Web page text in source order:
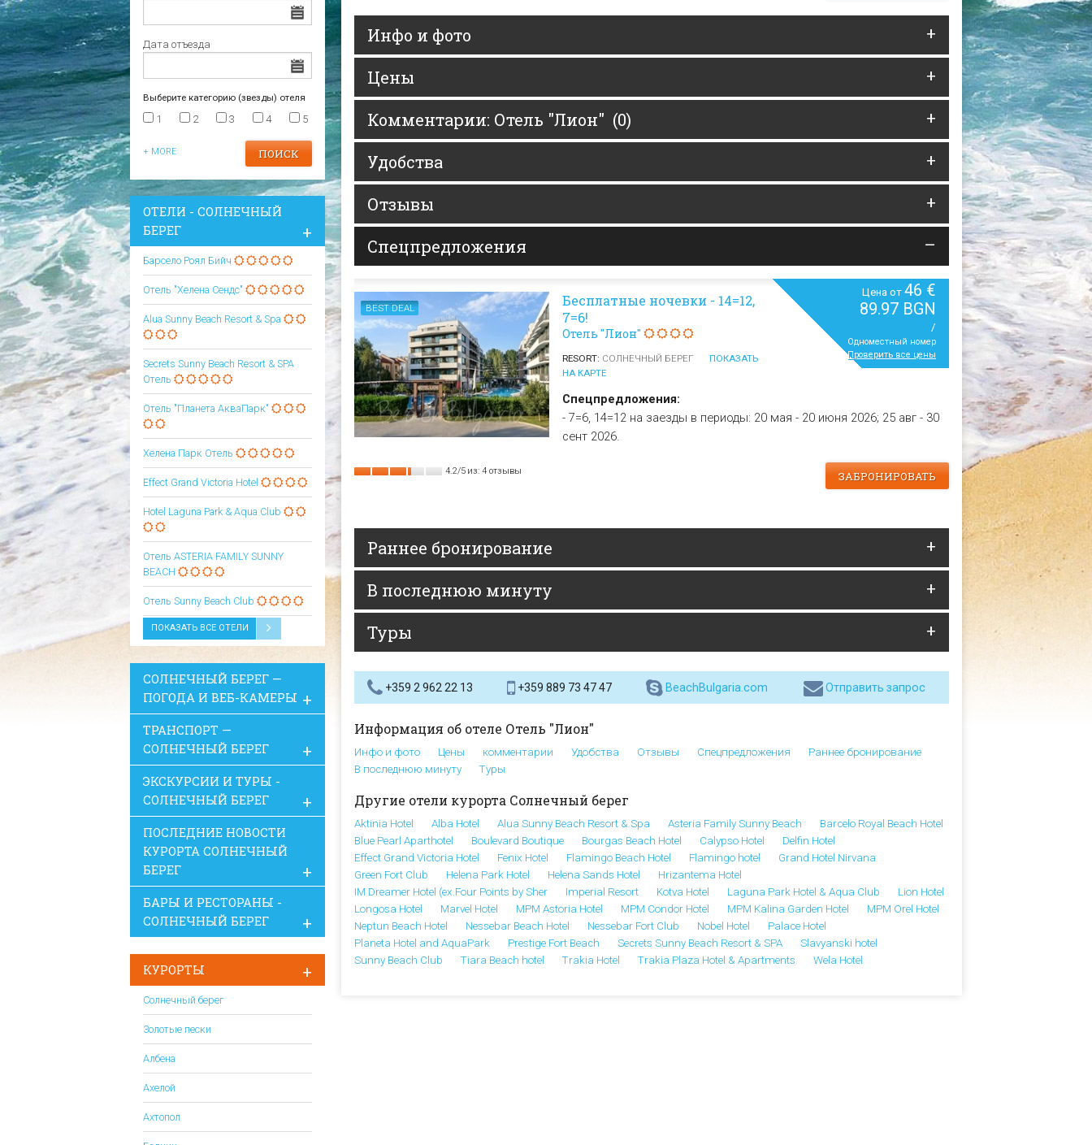
Варна
Отели в Царево
Отели в Варне
Инфо и фото
Цены
Комментарии: Отель "Лион" (0)
Удобства
Отзывы
Спецпредложения
BEST DEAL
Цена от 46 €
89.97 BGN
/
Одноместный номер
Проверить все цены
Бесплатные ночевки - 14=12,
7=6!
Отель "Лион"
RESORT: СОЛНЕЧНЫЙ БЕРЕГ
ПОКАЗАТЬ
НА КАРТЕ
Спецпредложения:
- 7=6, 14=12 на заезды в периоды: 20 мая - 20 июня 2026; 25 авг - 30
сент 2026.
ЗАБРОНИРОВАТЬ
4.2/5 из: 4 отзывы
Раннее бронирование
В последнюю минуту
Туры
+359 2 962 22 13 +359 889 73 47 47 BeachBulgaria.com Отправить запрос
Информация об отеле Отель "Лион"
Инфо и фото Цены комментарии Удобства Отзывы Спецпредложения
Раннее бронирование
В последнюю минуту
Туры
Другие отели курорта Солнечный берег
Aktinia Hotel Alba Hotel Alua Sunny Beach Resort & Spa Asteria Family Sunny Beach
Barcelo Royal Beach Hotel
Blue Pearl Aparthotel
Boulevard Boutique Bourgas Beach Hotel Calypso Hotel
Delfin Hotel
Effect Grand Victoria Hotel
Fenix Hotel Flamingo Beach Hotel Flamingo hotel
Grand Hotel Nirvana
Green Fort Club
Helena Park Hotel Helena Sands Hotel
Hrizantema Hotel
IM Dreamer Hotel (ex.Four Points by Sher
Imperial Resort Kotva Hotel Laguna Park Hotel & Aqua Club
Lion Hotel
Longosa Hotel
Marvel Hotel MPM Astoria Hotel MPM Condor Hotel MPM Kalina Garden Hotel
MPM Orel Hotel
Neptun Beach Hotel
Nessebar Beach Hotel Nessebar Fort Club Nobel Hotel
Palace Hotel
Planeta Hotel and AquaPark
Prestige Fort Beach Secrets Sunny Beach Resort & SPA
Slavyanski hotel
Sunny Beach Club
Tiara Beach hotel Trakia Hotel Trakia Plaza Hotel & Apartments Wela Hotel
Дата отъезда
Выберите категорию (звезды) отеля
1 2 3 4 5
+ MORE
ОТЕЛИ - СОЛНЕЧНЫЙ
БЕРЕГ
Барсело Роял Бийч
Отель "Хелена Сендс"
Alua Sunny Beach Resort & Spa
Secrets Sunny Beach Resort & SPA
Отель
Отель "Планета АкваПарк"
Хелена Парк Отель
Effect Grand Victoria Hotel
Hotel Laguna Park & Aqua Club
Oтель ASTERIA FAMILY SUNNY
BEACH
Oтель Sunny Beach Club
ПОКАЗАТЬ ВСЕ ОТЕЛИ
СОЛНЕЧНЫЙ БЕРЕГ —
ПОГОДА И ВЕБ-КАМЕРЫ
ТРАНСПОРТ —
СОЛНЕЧНЫЙ БЕРЕГ
ЭКСКУРСИИ И ТУРЫ -
СОЛНЕЧНЫЙ БЕРЕГ
ПОСЛЕДНИЕ НОВОСТИ
КУРОРТА СОЛНЕЧНЫЙ
БЕРЕГ
БАРЫ И РЕСТОРАНЫ -
СОЛНЕЧНЫЙ БЕРЕГ
КУРОРТЫ
Солнечный берег
Золотые пески
Албена
Ахелой
Ахтопол